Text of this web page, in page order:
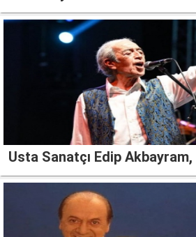
Usta Sanatçı Edip Akbayram,